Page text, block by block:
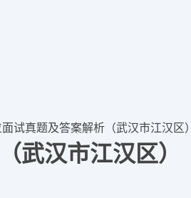
试真题及答案解析（武汉市江汉区）
武汉市江汉区）